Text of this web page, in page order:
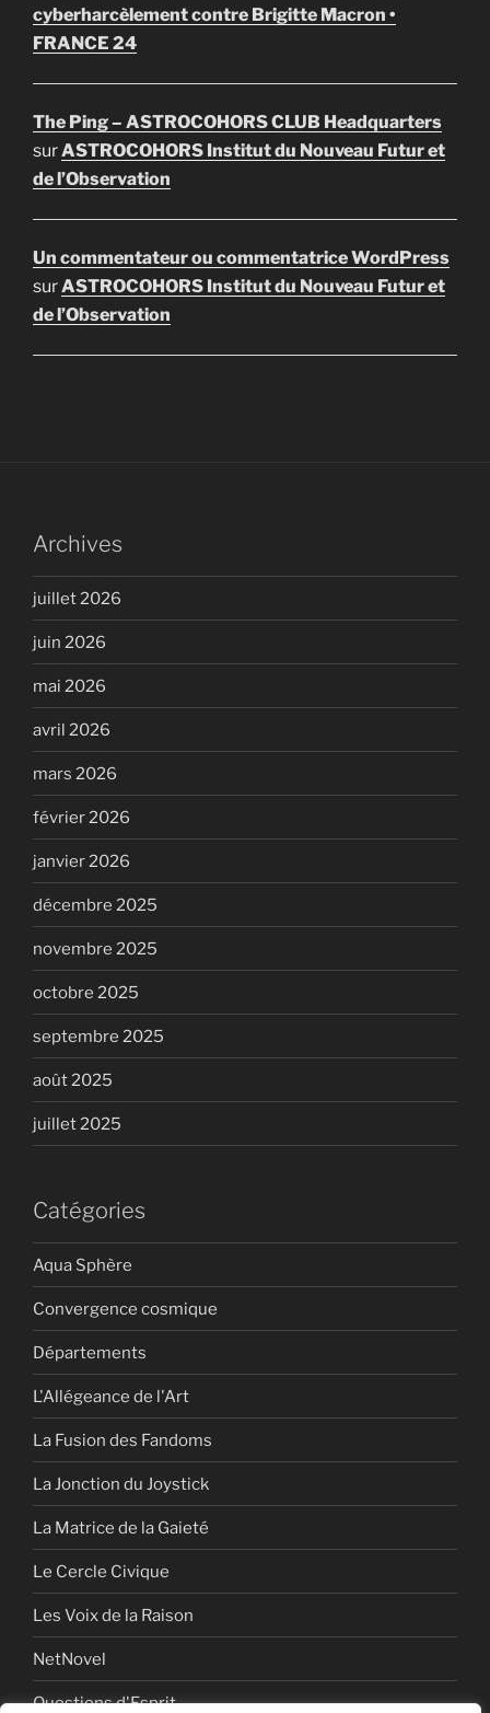
cyberharcèlement contre Brigitte Macron •
FRANCE 24
The Ping – ASTROCOHORS CLUB Headquarters
surASTROCOHORS Institut du Nouveau Futur et
de l’Observation
Un commentateur ou commentatrice WordPress
surASTROCOHORS Institut du Nouveau Futur et
de l’Observation
Archives
juillet 2026
juin 2026
mai 2026
avril 2026
mars 2026
février 2026
janvier 2026
décembre 2025
novembre 2025
octobre 2025
septembre 2025
août 2025
juillet 2025
Catégories
Aqua Sphère
Convergence cosmique
Départements
L'Allégeance de l'Art
La Fusion des Fandoms
La Jonction du Joystick
La Matrice de la Gaieté
Le Cercle Civique
Les Voix de la Raison
NetNovel
Questions d'Esprit